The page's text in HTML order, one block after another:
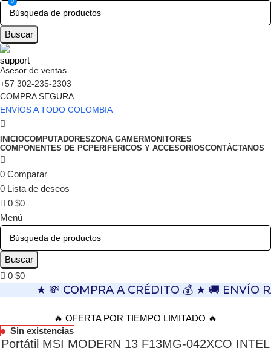
Buscar
Asesor de ventas
+57 302-235-2303
COMPRA SEGURA
ENVÍOS A TODO COLOMBIA
INICIOCOMPUTADORESZONA GAMERMONITORES
COMPONENTES DE PCPERIFERICOS Y ACCESORIOSCONTÁCTANOS
0 Comparar
0 Lista de deseos
0 $0
Menú
Buscar
0 $0
★ 💸 COMPRA A CRÉDITO 💰 ★ 🚚 ENVÍO
🔥 OFERTA POR TIEMPO LIMITADO 🔥
Sin existencias
Portátil MSI MODERN 13 F13MG-042XCO INTEL
0